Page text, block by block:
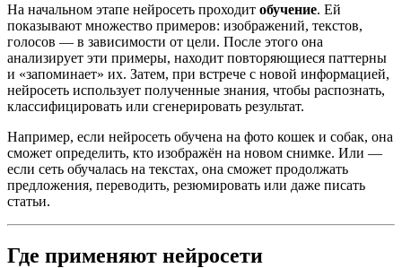
На начальном этапе нейросеть проходит обучение. Ей
показывают множество примеров: изображений, текстов,
голосов — в зависимости от цели. После этого она
анализирует эти примеры, находит повторяющиеся паттерны
и «запоминает» их. Затем, при встрече с новой информацией,
нейросеть использует полученные знания, чтобы распознать,
классифицировать или сгенерировать результат.
Например, если нейросеть обучена на фото кошек и собак, она
сможет определить, кто изображён на новом снимке. Или —
если сеть обучалась на текстах, она сможет продолжать
предложения, переводить, резюмировать или даже писать
статьи.
Где применяют нейросети